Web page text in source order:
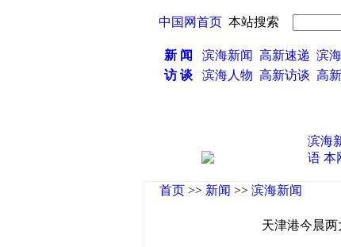
中国网首页 本站搜索
新 闻
滨海新闻 高新速递 滨
访 谈
滨海人物 高新访谈 高
滨海
语 本
首页 >> 新闻 >> 滨海新闻
天津港今晨